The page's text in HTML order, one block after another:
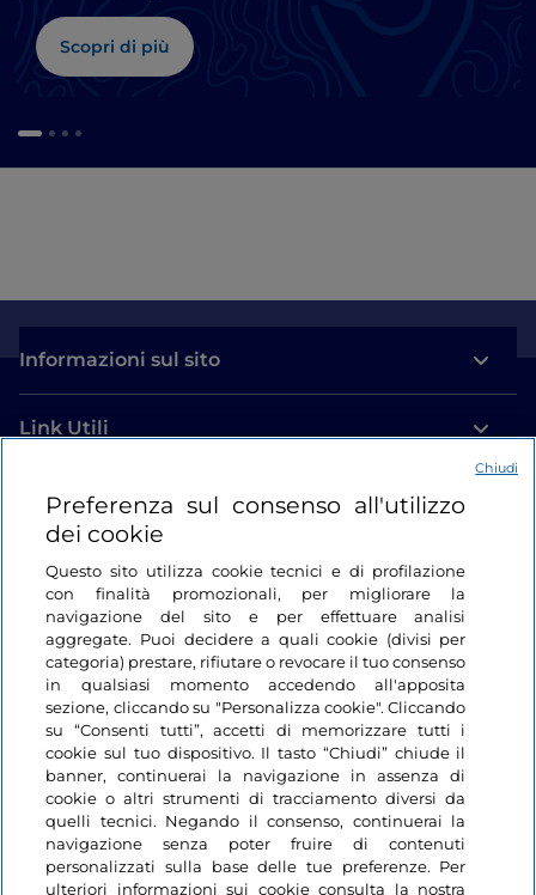
Scopri di più
Informazioni sul sito
Link Utili
Login
Restiamo in contatto
Preferenza sul consenso all'utilizzo
dei cookie
Questo sito utilizza cookie tecnici e di profilazione
con finalità promozionali, per migliorare la
navigazione del sito e per effettuare analisi
aggregate. Puoi decidere a quali cookie (divisi per
categoria) prestare, rifiutare o revocare il tuo consenso
in qualsiasi momento accedendo all'apposita
sezione, cliccando su "Personalizza cookie". Cliccando
su “Consenti tutti”, accetti di memorizzare tutti i
cookie sul tuo dispositivo. Il tasto “Chiudi” chiude il
banner, continuerai la navigazione in assenza di
cookie o altri strumenti di tracciamento diversi da
quelli tecnici. Negando il consenso, continuerai la
navigazione senza poter fruire di contenuti
personalizzati sulla base delle tue preferenze. Per
ulteriori informazioni sui cookie consulta la nostra
Chiudi